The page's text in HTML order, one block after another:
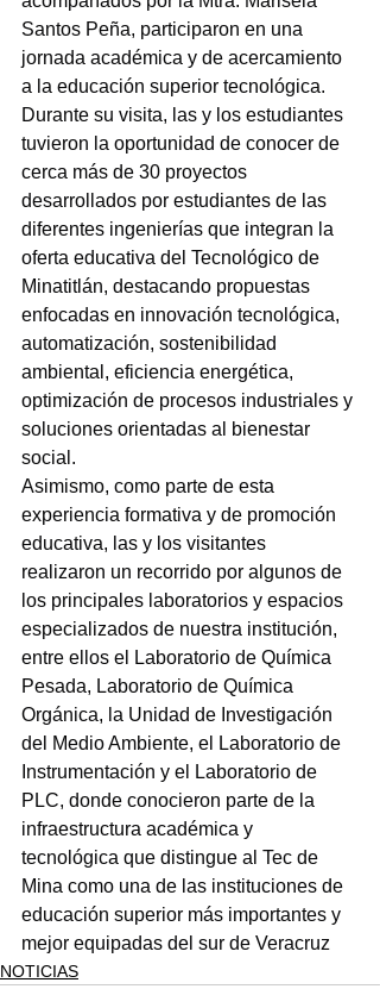
Santos Peña, participaron en una
jornada académica y de acercamiento
a la educación superior tecnológica.
Durante su visita, las y los estudiantes
tuvieron la oportunidad de conocer de
cerca más de 30 proyectos
desarrollados por estudiantes de las
diferentes ingenierías que integran la
oferta educativa del Tecnológico de
Minatitlán, destacando propuestas
enfocadas en innovación tecnológica,
automatización, sostenibilidad
ambiental, eficiencia energética,
optimización de procesos industriales y
soluciones orientadas al bienestar
social.
Asimismo, como parte de esta
experiencia formativa y de promoción
educativa, las y los visitantes
realizaron un recorrido por algunos de
los principales laboratorios y espacios
especializados de nuestra institución,
entre ellos el Laboratorio de Química
Pesada, Laboratorio de Química
Orgánica, la Unidad de Investigación
del Medio Ambiente, el Laboratorio de
Instrumentación y el Laboratorio de
PLC, donde conocieron parte de la
infraestructura académica y
tecnológica que distingue al Tec de
Mina como una de las instituciones de
educación superior más importantes y
mejor equipadas del sur de Veracruz
NOTICIAS